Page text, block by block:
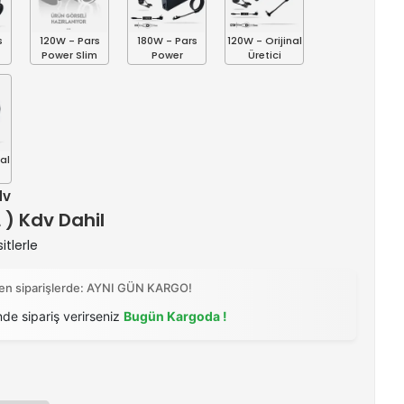
120W - Pars
Power Slim
180W - Pars
Power
120W - Orijinal
Üretici
) Kdv Dahil
siparişlerde: AYNI GÜN KARGO!
sipariş verirseniz Bugün Kargoda !